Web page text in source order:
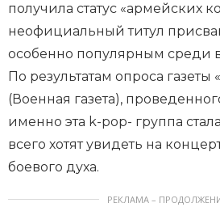
получила статус «армейских
неофициальный титул
особенно популярным среди
По результатам опроса газеты
(Военная газета),
именно эта k-pop- группа
всего хотят увидеть на
боевого духа.
РЕКЛАМА –